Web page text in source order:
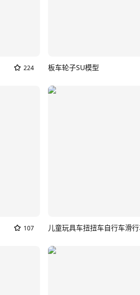
224 板车轮子SU模型
107